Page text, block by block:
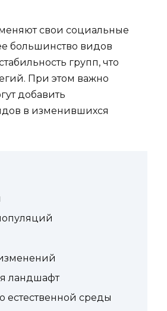
свои социальные
большинство видов
групп, что
При этом важно
добавить
в изменившихся
ландшафт
естественной среды